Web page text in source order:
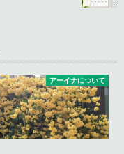
アーイナについて